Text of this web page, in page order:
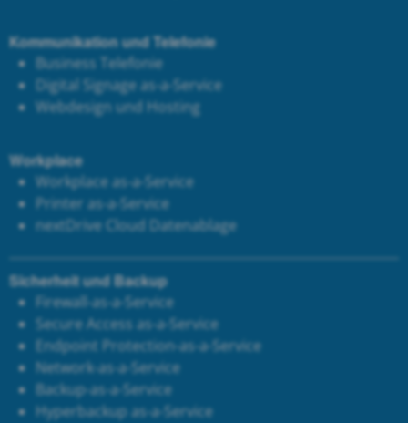
Kommunikation und Telefonie
Business Telefonie
Digital Signage as-a-Service
Webdesign und Hosting
Workplace
Workplace as-a-Service
Printer as-a-Service
nextDrive Cloud Datenablage
Sicherheit und Backup
Firewall-as-a-Service
Secure Access as-a-Service
Endpoint Protection-as-a-Service
Network-as-a-Service
Backup-as-a-Service
Hyperbackup as-a-Service